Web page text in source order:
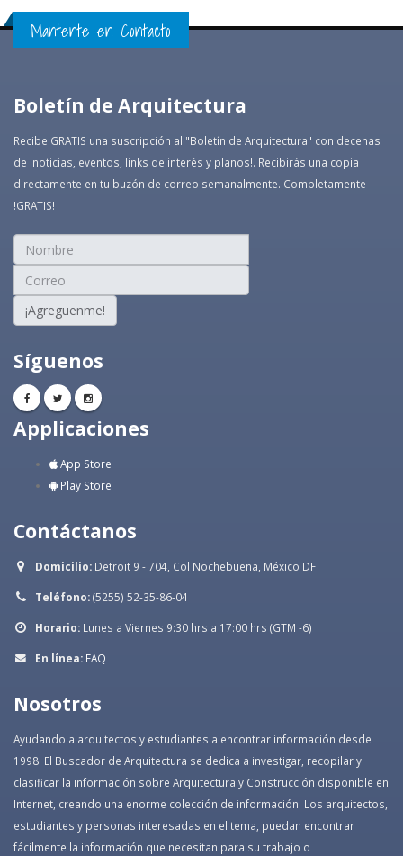
Mantente en Contacto
Boletín de Arquitectura
Recibe GRATIS una suscripción al "Boletín de Arquitectura" con decenas
de !noticias, eventos, links de interés y planos!. Recibirás una copia
directamente en tu buzón de correo semanalmente. Completamente
!GRATIS!
¡Agreguenme!
Síguenos
Applicaciones
App Store
Play Store
Contáctanos
Domicilio: Detroit 9 - 704, Col Nochebuena, México DF
Teléfono:(5255) 52-35-86-04
Horario: Lunes a Viernes 9:30 hrs a 17:00 hrs (GTM -6)
En línea: FAQ
Nosotros
Ayudando a arquitectos y estudiantes a encontrar información desde
1998: El Buscador de Arquitectura se dedica a investigar, recopilar y
clasificar la información sobre Arquitectura y Construcción disponible en
Internet, creando una enorme colección de información. Los arquitectos,
estudiantes y personas interesadas en el tema, puedan encontrar
fácilmente la información que necesitan para su trabajo o